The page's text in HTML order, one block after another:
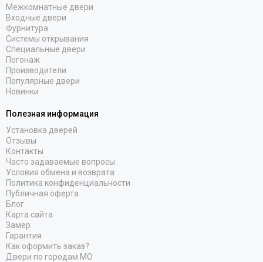
Межкомнатные двери
Входные двери
Фурнитура
Системы открывания
Специальные двери
Погонаж
Производители
Популярные двери
Новинки
Полезная информация
Установка дверей
Отзывы
Контакты
Часто задаваемые вопросы
Условия обмена и возврата
Политика конфиденциальности
Публичная оферта
Блог
Карта сайта
Замер
Гарантия
Как оформить заказ?
Двери по городам МО